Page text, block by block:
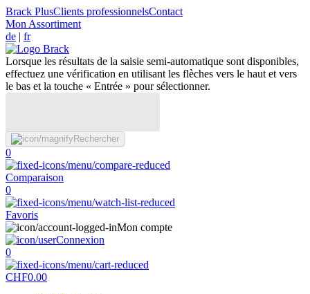
Brack PlusClients professionnelsContact
Mon Assortiment
de | fr
Lorsque les résultats de la saisie semi-automatique sont disponibles,
effectuez une vérification en utilisant les flèches vers le haut et vers
le bas et la touche « Entrée » pour sélectionner.
Rechercher
0
Comparaison
0
Favoris
Mon compte
Connexion
0
CHF0.00